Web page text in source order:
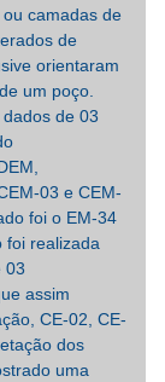
camadas de
de
orientaram
um poço.
de 03
03 e CEM-
foi o EM-34
foi realizada
03
assim
CE-02, CE-
dos
uma